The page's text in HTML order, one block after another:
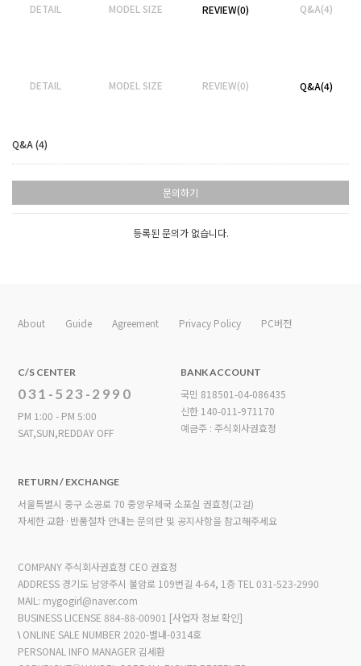
DETAIL MODEL SIZE REVIEW(0) Q&A(4)
DETAIL MODEL SIZE REVIEW(0) Q&A(4)
Q&A (4)
문의하기
등록된 문의가 없습니다.
About Guide Agreement Privacy Policy PC버전
C/S CENTER
031-523-2990
PM 1:00 - PM 5:00
SAT,SUN,REDDAY OFF
BANK ACCOUNT
국민 818501-04-086435
신한 140-011-971170
예금주 : 주식회사권효정
RETURN / EXCHANGE
서울특별시 중구 소공로 70 중앙우체국 소포실 권효정(고걸)
자세한 교환·반품절차 안내는 문의란 및 공지사항을 참고해주세요
COMPANY 주식회사권효정 CEO 권효정
ADDRESS 경기도 남양주시 불암로 109번길 4-64, 1층TEL 031-523-2990
MAIL: mygogirl@naver.com
BUSINESS LICENSE 884-88-00901 [사업자 정보 확인]
\ ONLINE SALE NUMBER 2020-별내-0314호
PERSONAL INFO MANAGER 김세환